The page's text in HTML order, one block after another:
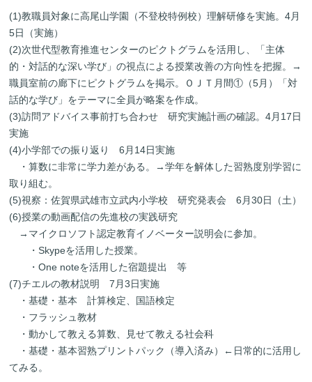
(1)教職員対象に高尾山学園（不登校特例校）理解研修を実施。4月
5日（実施）
(2)次世代型教育推進センターのピクトグラムを活用し、「主体
的・対話的な深い学び」の視点による授業改善の方向性を把握。→
職員室前の廊下にピクトグラムを掲示。ＯＪＴ月間①（5月）「対
話的な学び」をテーマに全員が略案を作成。
(3)訪問アドバイス事前打ち合わせ 研究実施計画の確認。4月17日
実施
(4)小学部での振り返り 6月14日実施
・算数に非常に学力差がある。→学年を解体した習熟度別学習に
取り組む。
(5)視察：佐賀県武雄市立武内小学校 研究発表会 6月30日（土）
(6)授業の動画配信の先進校の実践研究
→マイクロソフト認定教育イノベーター説明会に参加。
・Skypeを活用した授業。
・One noteを活用した宿題提出 等
(7)チエルの教材説明 7月3日実施
・基礎・基本 計算検定、国語検定
・フラッシュ教材
・動かして教える算数、見せて教える社会科
・基礎・基本習熟プリントパック（導入済み）←日常的に活用し
てみる。